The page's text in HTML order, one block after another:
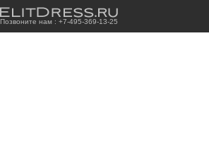
Позвоните нам : +7-495-369-13-25